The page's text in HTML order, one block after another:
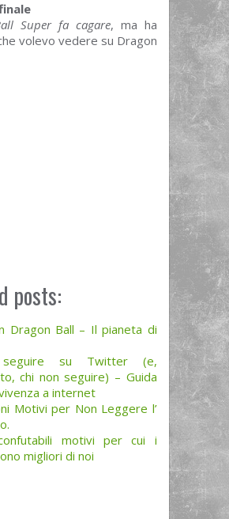
Super fa cagare, ma ha
volevo vedere su Dragon
posts:
Dragon Ball – Il pianeta di
su Twitter (e,
chi non seguire) – Guida
a internet
Motivi per Non Leggere l’
motivi per cui i
migliori di noi